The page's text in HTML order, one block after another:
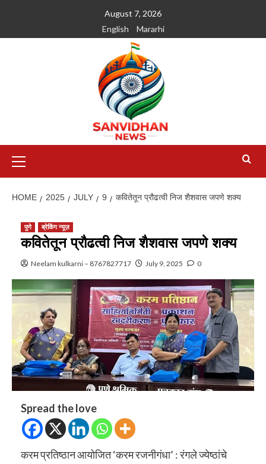
August 7, 2026
English
Mararhi
HOME 2025 JULY 9 कवितेतून प्रौढत्वी निज शैशवास जपणे शक्य
पुणे ब्रेकिंग न्यूज़
कवितेतून प्रौढत्वी निज शैशवास जपणे शक्य
Neelam kulkarni – 8767827717 July 9, 2025 0
Spread the love
करम प्रतिष्ठान आयोजित ‌‘करम रजनीगंधा‌’ : रंगले ज्येष्ठांचे